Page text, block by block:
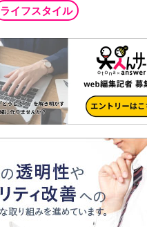
ライフスタイル